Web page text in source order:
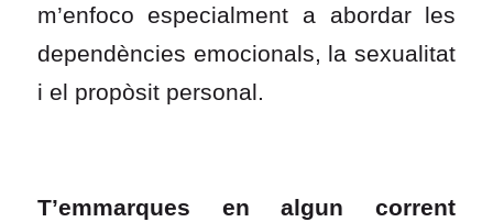
m’enfoco especialment a abordar les
dependències emocionals, la sexualitat
i el propòsit personal.
T’emmarques en algun corrent